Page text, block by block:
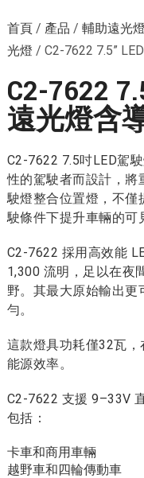
首頁/ 產品 / 輔助遠光
光燈 / C2-7622 7.5”
C2-7622
遠光燈含
C2-7622 7.5吋LED駕
性的駕駛者而設計，將
駛燈整合位置燈，不僅
駛條件下提升車輛的可
C2-7622 採用高效能
1,300 流明，足以在夜
野。其最大原始輸出更
勻。
這款燈具功耗僅32瓦
能源效率。
C2-7622 支援 9–33V
包括：
卡車和商用車輛
越野車和四輪傳動車